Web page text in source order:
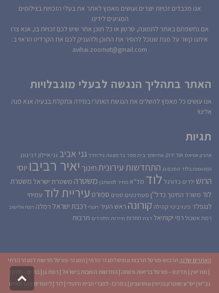
אנו מכבדים זכויות יוצרים ועושים מאמץ לאתר את בעלי הזכויות בצילומים
המגיעים לידינו.
אם נחשפתם באתר לתמונה, סרטון או כל תוכן אחר שיש לכם זכויות בו, אנא צרו
איתנו קשר על מנת שנוכל להסיר את התוכן ולהעניק לכם את הקרדיט הראוי ב:
avihai.zoomat@gmail.com
האתר בתהליך הנגשה לבעלי מוגבלויות
אנו עושים כל מאמץ להשלים את הנגשת האתר! במידה ונתקלת בבעיה אנא פנה
אלינו!
תגיות
אהרון אטיאס אור ירוק אחיסמך בית ספר בר מצווה גיל חדד גני אביב גני איילון דני גונן
המהומות בלוד הסכם גג התחדשות עירוניתחינוך יאיר רביבו יוסי
הרוש ילדים כדורגל לוד מד''א מחיר למשתכן משטרה משטרת ישראל משטרת
לוד משרד החינוך נדל''ן סטודנטים סמים ספורט עיריית לוד עמיחי
לנגפלד פינוי בינוי קהילה קורונה ראש העיר רוטרי רכבת ישראל רמלה רמת אלישיב
רמת אשכול רפי יקותיאל רצח תחרות תיירות תלמידים תרבות
האתרים שלנו: תרבוש-פורטל תרבות ונופש למגזר הדתי | המגזר-פורטל חדשות למגזר הדתי
| מודיעין | מדינט – פורטל בריאות ורווחה | החדשות הטובות בישראל | רמת גן |בת ים - חולון |
גב"ש | יש''ע:שומרון בנימין וגוש עציון | במרכז- לחברי הבית היהודי | לוד | לימודים אקדמאיים